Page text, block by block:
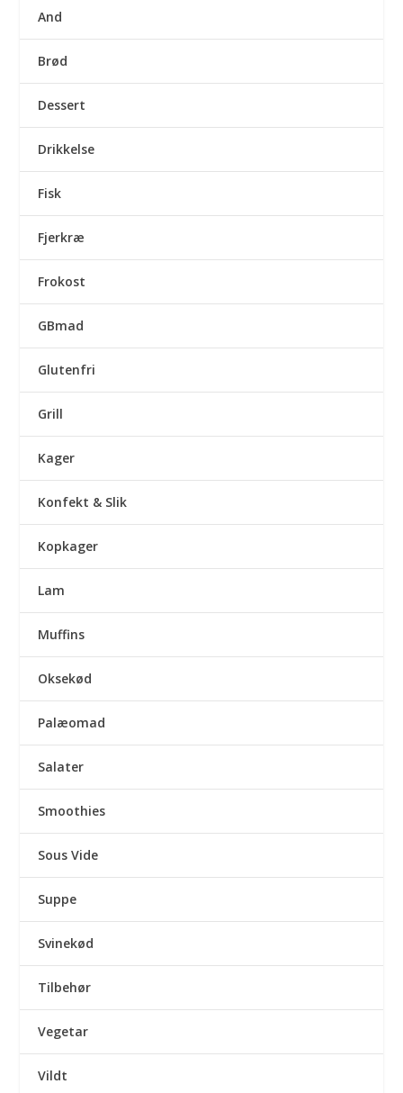
And
Brød
Dessert
Drikkelse
Fisk
Fjerkræ
Frokost
GBmad
Glutenfri
Grill
Kager
Konfekt & Slik
Kopkager
Lam
Muffins
Oksekød
Palæomad
Salater
Smoothies
Sous Vide
Suppe
Svinekød
Tilbehør
Vegetar
Vildt